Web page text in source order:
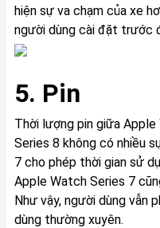
hiện sự va chạm của xe
người dùng cài đặt trước
5. Pin
Thời lượng pin giữa
Series 8 không có nhiều
7 cho phép thời gian sử
Apple Watch Series 7
Như vậy, người dùng vẫn
dùng thường xuyên.